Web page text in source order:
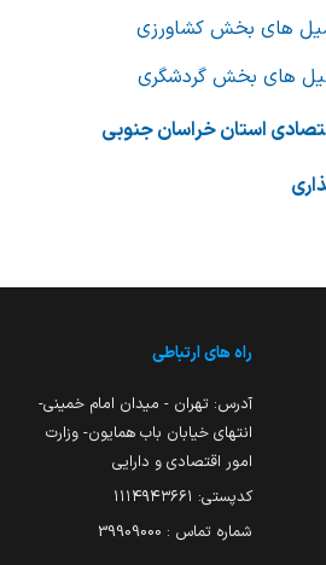
های بخش کشاورزی
های بخش گردشگری
استان خراسان جنوبی
راه های ارتباطی
آدرس: تهران - میدان امام خمینی-
انتهای خیابان باب همایون- وزارت
امور اقتصادی و دارایی
کدپستی: ۱۱۱۴۹۴۳۶۶۱
شماره تماس : 39909000